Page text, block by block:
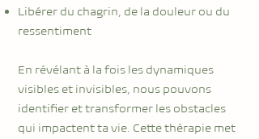
Libérer du chagrin, de la douleur ou du
ressentiment
En révélant à la fois les dynamiques
visibles et invisibles, nous pouvons
identifier et transformer les obstacles
qui impactent ta vie. Cette thérapie met